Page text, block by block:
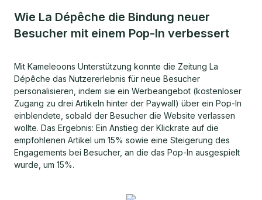
Wie La Dépêche die Bindung neuer
Besucher mit einem Pop-In verbessert
Mit Kameleoons Unterstützung konnte die Zeitung La
Dépêche das Nutzererlebnis für neue Besucher
personalisieren, indem sie ein Werbeangebot (kostenloser
Zugang zu drei Artikeln hinter der Paywall) über ein Pop-In
einblendete, sobald der Besucher die Website verlassen
wollte. Das Ergebnis: Ein Anstieg der Klickrate auf die
empfohlenen Artikel um 15% sowie eine Steigerung des
Engagements bei Besucher, an die das Pop-In ausgespielt
wurde, um 15%.